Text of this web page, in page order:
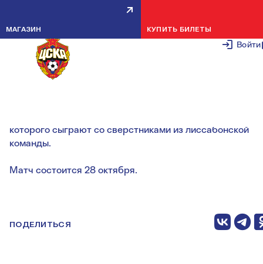
Войти
МАГАЗИН КУПИТЬ БИЛЕТЫ
16-ЛЕТНИЕ АРМЕЙЦЫ
С БЕНФИКОЙ В ПОРТУГАЛИИ
которого сыграют со сверстниками из лиссабонской
команды.
Матч состоится 28 октября.
ПОДЕЛИТЬСЯ